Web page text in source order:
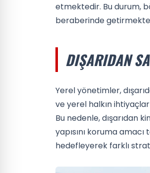
etmektedir. Bu durum,
beraberinde
DIŞARIDAN
Yerel yönetimler,
ve yerel halkın
Bu nedenle, dışarıdan
yapısını koruma amacı
hedefleyerek farklı